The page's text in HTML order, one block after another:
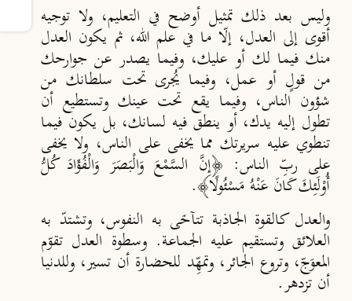
وليس بعد ذلك تمثيل أوضح في التعليم، ولا توجيه
أقوى إلى العدل، إلّا ما في علم الله، ثم يكون العدل
منك فيما لك أو عليك، وفيما يصدر عن جوارحك
من قولٍ أو عمل، وفيما يُجرى تحت سلطانك من
شؤون الناس، وفيما يقع تحت عينك وتستطيع أن
تطول إليه يدك، أو ينطق فيه لسانك، بل يكون فيما
تنطوي عليه سريرتك مما يخفى على الناس، ولا يخفى
على ربِّ الناس: ﴿إِنَّ السَّمْعَ وَالْبَصَرَ وَالْفُؤَادَ كُلُّ
أُوْلَئِكَ كَانَ عَنْهُ مَسْئُولًا﴾.
والعدل كالقوة الجاذبة تتآخَى به النفوس، وتشتدّ به
العلائق وتستقيم عليه الجماعة. وسطوة العدل تقوّم
المعوجّ، وتروع الجائر، وتمهِّد للحضارة أن تسير، وللدنيا
أن تزدهر.